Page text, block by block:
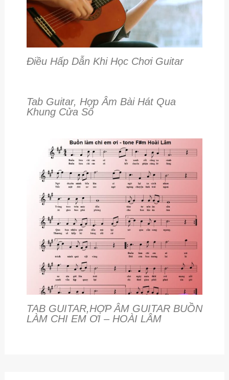
Điều Hấp Dẫn Khi Học Chơi Guitar
Tab Guitar, Hợp Âm Bài Hát Qua
Khung Cửa Sổ
TAB GUITAR,HỢP ÂM GUITAR BUỒN
LÀM CHI EM ƠI – HOÀI LÂM